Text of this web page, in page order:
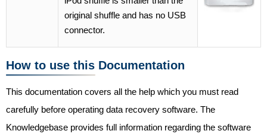
original shuffle and has no USB
connector.
How to use this Documentation
This documentation covers all the help which you must read
carefully before operating data recovery software. The
Knowledgebase provides full information regarding the software